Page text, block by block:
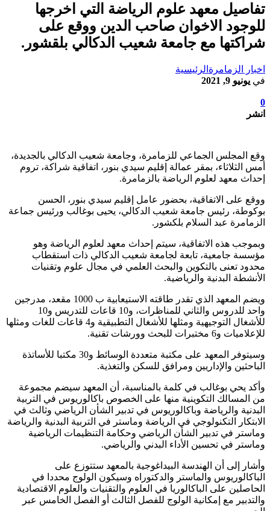
تفاصيل معهد علوم الرياضة التي اخرجها
للوجود الاخوان صاحب الدين ووقع على
شراكتها مع جامعة شعيب الدكالي بلقشور.
اخبار الزمامرة الرئيسية
في يونيو 9, 2021
0
انشر
وقع المجلس الجماعي للزمامرة، وجامعة شعيب الدكالي بالجديدة،
أمس الثلاثاء، بمقر عمالة إقليم سيدي بنور، اتفاقية شراكة، تروم
إحداث معهد لعلوم الرياضة بالزمامرة.
ووقع على الاتفاقية، بحضور عامل إقليم سيدي بنور، الحسن
بوكوطة، رئيس جامعة شعيب الدكالي، يحيى بوغالب ورئيس جماعة
الزمامرة عبد السلام بلكشور.
وبموجب هذه الاتفاقية، سيتم إحداث معهد لعلوم الرياضة وهو
مؤسسة جامعية، تابعة لجامعة شعيب الدكالي ذات استقطاب
محدود تعنى بالتكوين والبحث العلمي في مجال علوم وتقنيات
الأنشطة البدنية والرياضية.
ويضم المعهد الذي تقدر طاقته الاستيعابية ب 1000 مقعد، مدرجين
واحد للدروس والثاني للمناظرات، و10 قاعات للتدريس و10
للأشغال التوجيهية ومثلها للأشغال التطبيقية و4 قاعات للغات ومثلها
للإعلاميات و6 مختبرات للبحث وورشات تقنية.
وسيتوفر المعهد على مكتبة متعددة الوسائط و30 مكتبا للأساتذة
الباحثين والإداريين ومرافق للسكن والتغذية.
وأكد يحي بوغالب في كلمة بالمناسبة، أن المعهد سيضم مجموعة
من المسالك التكوينية منها على الخصوص باكالوريوس في التربية
البدنية والرياضة وباكالوريوس في تدبير الشأن الرياضي وثالث في
الابتكار التكنولوجي في الرياضة وماستر في التربية البدنية والرياضة
وماستر في تدبير الشأن الرياضي وحكامة التنظيمات الرياضية
وماستر في تحسين الأداء البدني والرياضي.
وأشار إلى أن الهندسة البيداغوجية بالمعهد ستتوزع على
الباكالوريوس والماستر والدكتوراه وسيكون الولوج محددا في
الحاصلين على الباكالوريا في العلوم والتقنيات والعلوم الاقتصادية
والتدبير مع إمكانية الولوج للفصل الثالث أو الفصل الخامس عبر